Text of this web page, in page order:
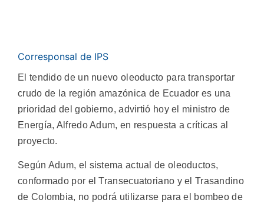
Corresponsal de IPS
El tendido de un nuevo oleoducto para transportar
crudo de la región amazónica de Ecuador es una
prioridad del gobierno, advirtió hoy el ministro de
Energía, Alfredo Adum, en respuesta a críticas al
proyecto.
Según Adum, el sistema actual de oleoductos,
conformado por el Transecuatoriano y el Trasandino
de Colombia, no podrá utilizarse para el bombeo de